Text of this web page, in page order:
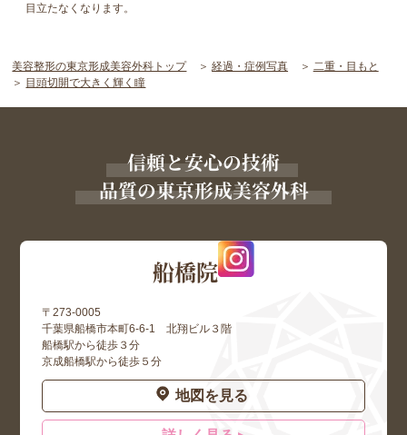
目立たなくなります。
美容整形の東京形成美容外科トップ 経過・症例写真
二重・目もと
目頭切開で大きく輝く瞳
信頼と安心の技術
品質の東京形成美容外科
船橋院
〒273-0005
千葉県船橋市本町6-6-1 北翔ビル３階
船橋駅から徒歩３分
京成船橋駅から徒歩５分
地図を見る